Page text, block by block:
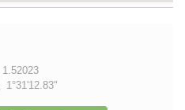
1.52023
1°31'12.83"